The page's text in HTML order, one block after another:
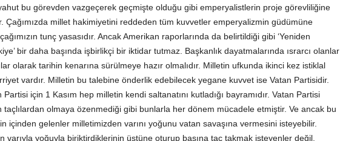
bu görevden vazgeçerek geçmişte olduğu gibi emperyalistlerin proje görevliliğine
Çağımızda millet hakimiyetini reddeden tüm kuvvetler emperyalizmin güdümüne
tunç yasasıdır. Ancak Amerikan raporlarında da belirtildiği gibi ‘Yeniden
bir daha başında işbirlikçi bir iktidar tutmaz. Başkanlık dayatmalarında ısrarcı olanlar
olarak tarihin kenarına sürülmeye hazır olmalıdır. Milletin ufkunda ikinci kez istiklal
vardır. Milletin bu talebine önderlik edebilecek yegane kuvvet ise Vatan Partisidir.
için 1 Kasım hep milletin kendi saltanatını kutladığı bayramıdır. Vatan Partisi
taçlılardan olmaya özenmediği gibi bunlarla her dönem mücadele etmiştir. Ve ancak bu
içinden gelenler milletimizden varını yoğunu vatan savaşına vermesini isteyebilir.
varıyla yoğuyla biriktirdiklerinin üstüne oturup başına taç takmak isteyenler değil.